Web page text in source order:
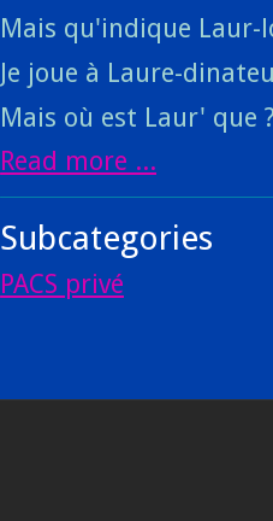
Mais qu'indique Laur-
Je joue à Laure-
Mais où est Laur' que
Read more ...
Subcategories
PACS privé